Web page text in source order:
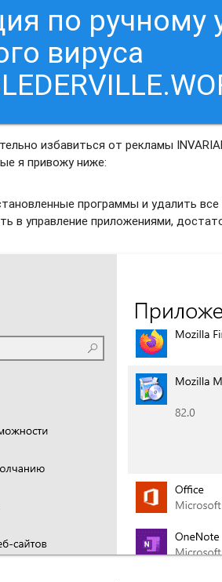
по ручному
вируса
избавиться от рекламы
я привожу ниже:
программы и удалить
в управление приложениями,